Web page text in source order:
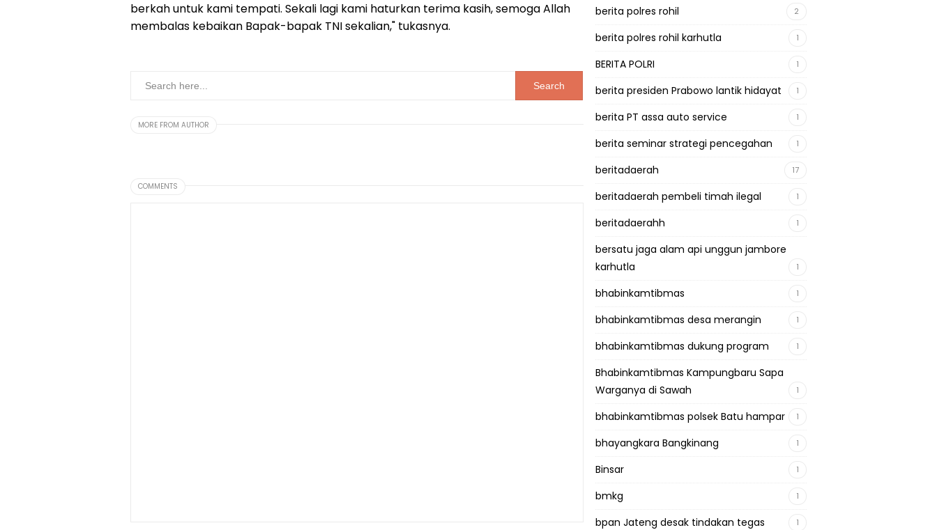
berkah untuk kami tempati. Sekali lagi kami haturkan terima kasih, semoga Allah
membalas kebaikan Bapak-bapak TNI sekalian," tukasnya.
MORE FROM AUTHOR
COMMENTS
berita polres rohil 2
berita polres rohil karhutla 1
BERITA POLRI 1
berita presiden Prabowo lantik hidayat 1
berita PT assa auto service 1
berita seminar strategi pencegahan 1
beritadaerah 17
beritadaerah pembeli timah ilegal 1
beritadaerahh 1
bersatu jaga alam api unggun jambore
karhutla
1
bhabinkamtibmas 1
bhabinkamtibmas desa merangin 1
bhabinkamtibmas dukung program 1
Bhabinkamtibmas Kampungbaru Sapa
Warganya di Sawah
1
bhabinkamtibmas polsek Batu hampar 1
bhayangkara Bangkinang 1
Binsar 1
bmkg 1
bpan Jateng desak tindakan tegas 1